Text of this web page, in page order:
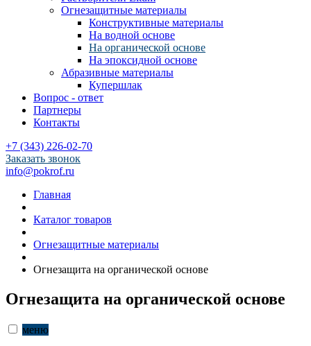
Огнезащитные материалы
Конструктивные материалы
На водной основе
На органической основе
На эпоксидной основе
Абразивные материалы
Купершлак
Вопрос - ответ
Партнеры
Контакты
+7 (343) 226-02-70
Заказать звонок
info@pokrof.ru
Главная
Каталог товаров
Огнезащитные материалы
Огнезащита на органической основе
Огнезащита на органической основе
меню